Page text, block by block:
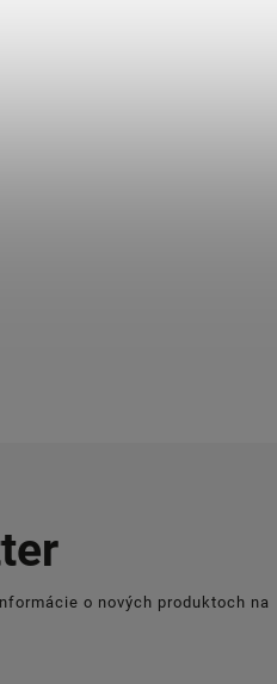
o nových produktoch na